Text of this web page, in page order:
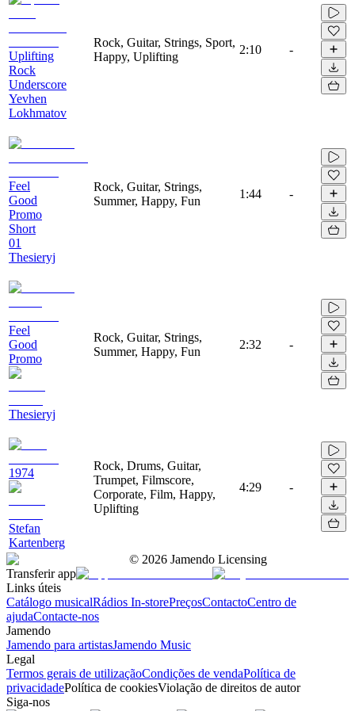
Uplifting
Rock
Underscore
Yevhen
Lokhmatov
Rock, Guitar, Strings, Sport,
Happy, Uplifting
2:10 -
Feel
Good
Promo
Short
01
Thesieryj
Rock, Guitar, Strings,
Summer, Happy, Fun
1:44 -
Feel
Good
Promo
Thesieryj
Rock, Guitar, Strings,
Summer, Happy, Fun
2:32 -
1974
Stefan
Kartenberg
Rock, Drums, Guitar,
Trumpet, Filmscore,
Corporate, Film, Happy,
Uplifting
4:29 -
© 2026 Jamendo Licensing
Transferir app
Links úteis
Catálogo musicalRádios In-storePreçosContactoCentro de
ajudaContacte-nos
Jamendo
Jamendo para artistasJamendo Music
Legal
Termos gerais de utilizaçãoCondições de vendaPolítica de
privacidadePolítica de cookiesViolação de direitos de autor
Siga-nos